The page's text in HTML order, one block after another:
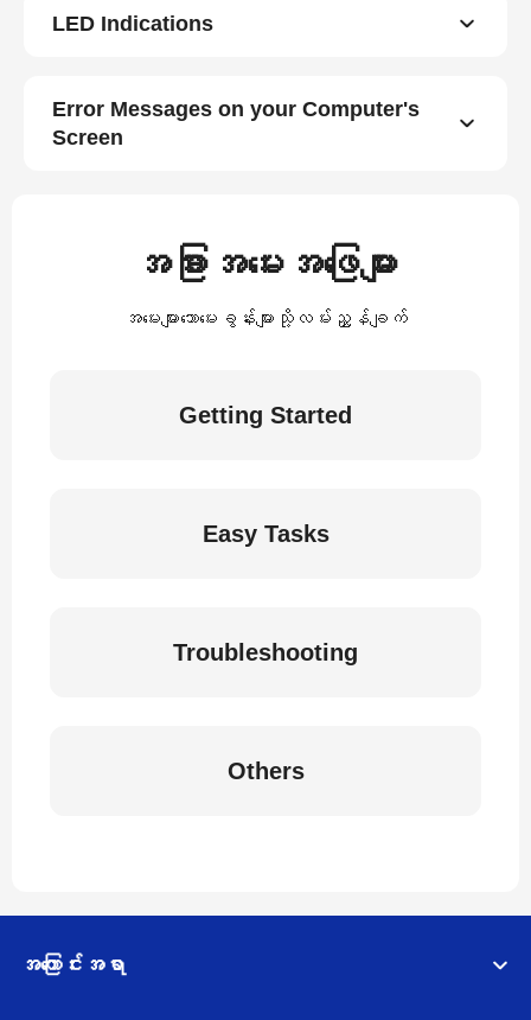
LED Indications
Error Messages on your Computer's
Screen
အခြားအမေးအဖြေများ
အမေးများသောမေးခွန်းများသို့လမ်းညွှန်ချက်
Getting Started
Easy Tasks
Troubleshooting
Others
အကြောင်းအရာ